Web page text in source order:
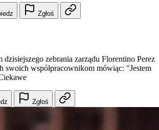
Zgłoś
dzisiejszego zebrania zarządu Florentino Perez
swoich współpracownikom mówiąc: "Jestem
Zgłoś